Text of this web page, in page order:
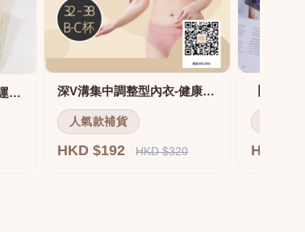
舒適無痕無鋼圈大胸顯小運動內衣 深V溝集中調整型內衣-健康軟鋼圈
人氣款補貨
HKD $192 HKD $320 HKD